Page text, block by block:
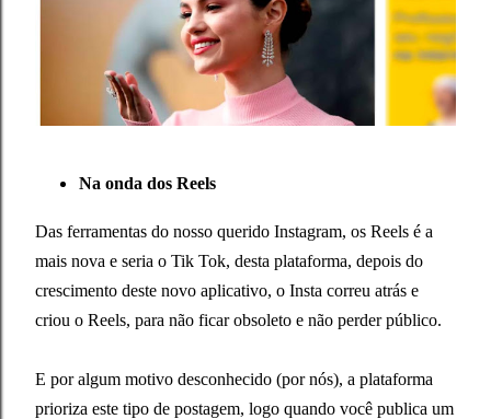
Na onda dos Reels
Das ferramentas do nosso querido Instagram, os Reels é a
mais nova e seria o Tik Tok, desta plataforma, depois do
crescimento deste novo aplicativo, o Insta correu atrás e
criou o Reels, para não ficar obsoleto e não perder público.
E por algum motivo desconhecido (por nós), a plataforma
prioriza este tipo de postagem, logo quando você publica um